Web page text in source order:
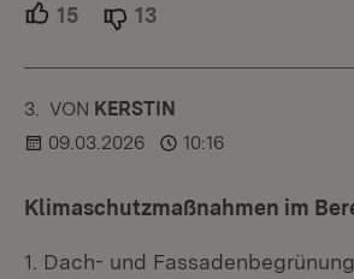
15 Unterstützer.
13
3. KOMMENTAR
VON :KERSTIN
09.03.2026
10:16
Klimaschutzmaßnahmen im
1. Dach- und